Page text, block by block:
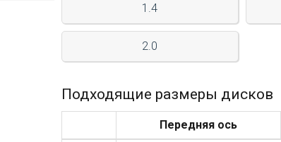
1.4
2.0
Подходящие размеры дисков
Передняя ось